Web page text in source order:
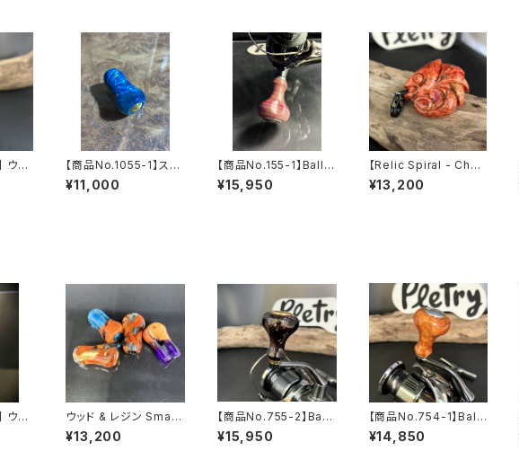
ウイ
【商品No.1055-1】スタ
ビライズドウッド Small
Gourd Knob コバルト
¥11,000
【商品No.155-1】Ballo
on Knob スタビライ
ズドウッド パープル
¥15,950
【Relic Spiral - Cha
meleon（レリックスパ
イラル カメレオン）】
¥13,200
ウッ
ウッド & レジン Small
Gourd Knob 花梨瘤
¥13,200
【商品No.755-2】Ball
oon Knob スタビラ
イズドウッド ブラック
¥15,950
【商品No.754-1】Ballo
on Knob ガンメタ
艶
¥14,850